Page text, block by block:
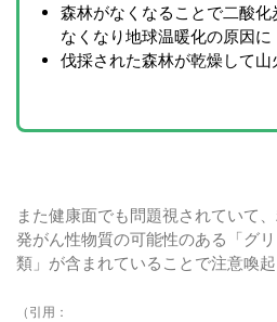
森林がなくなることで二酸
なくなり地球温暖化の原因に
伐採された森林が乾燥して山
また健康面でも問題視されていて
発がん性物質の可能性のある「グ
類」が含まれていることで注意喚起
（引用：